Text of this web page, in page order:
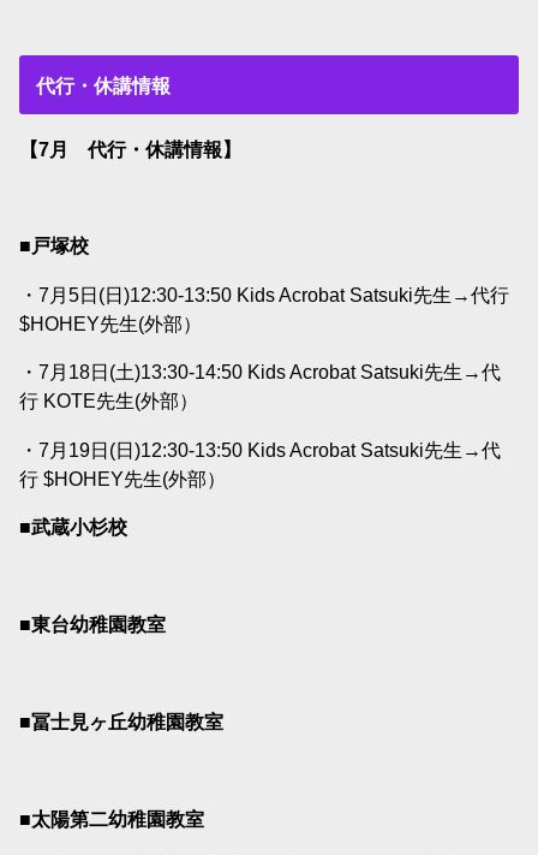
代行・休講情報
【7月 代行・休講情報】
■戸塚校
・7月5日(日)12:30-13:50 Kids Acrobat Satsuki先生→代行
$HOHEY先生(外部）
・7月18日(土)13:30-14:50 Kids Acrobat Satsuki先生→代
行 KOTE先生(外部）
・7月19日(日)12:30-13:50 Kids Acrobat Satsuki先生→代
行 $HOHEY先生(外部）
■武蔵小杉校
■東台幼稚園教室
■冨士見ヶ丘幼稚園教室
■太陽第二幼稚園教室